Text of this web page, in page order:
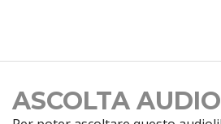
ASCOLTA